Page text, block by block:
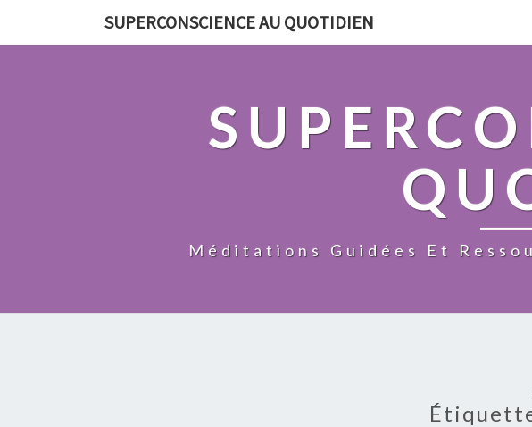
SUPERCONSCIENCE AU QUOTIDIEN
Méditations Guidées Et